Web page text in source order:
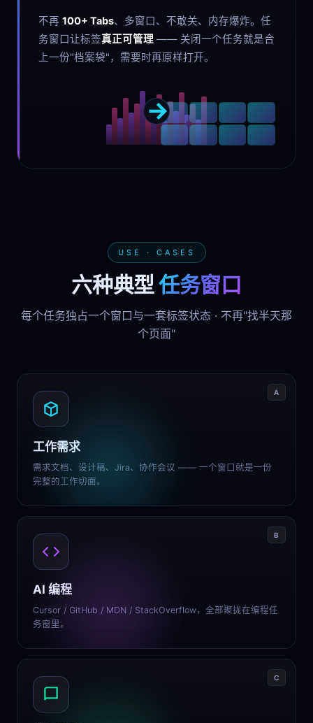
不再 100+ Tabs、多窗口、不敢关、内存爆炸。任
务窗口让标签真正可管理 —— 关闭一个任务就是合
上一份"档案袋"，需要时再原样打开。
USE · CASES
六种典型任务窗口
每个任务独占一个窗口与一套标签状态 · 不再"找半天那
个页面"
A
工作需求
需求文档、设计稿、Jira、协作会议 —— 一个窗口就是一份
完整的工作切面。
B
AI 编程
Cursor / GitHub / MDN / StackOverflow，全部聚拢在编程任
务窗里。
C